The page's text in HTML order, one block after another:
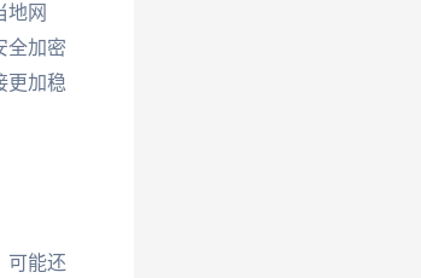
地网
全加密
更加稳
可能还